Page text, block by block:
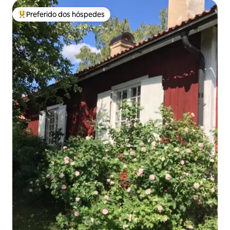
Entre os melhores preferidos dos hóspedes
Preferido dos hóspedes